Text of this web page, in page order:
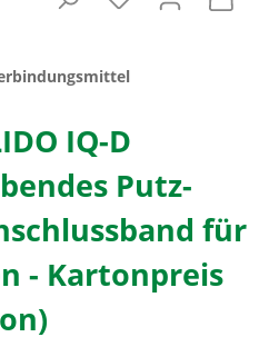
IQ-D
Putz-
für
- Kartonpreis